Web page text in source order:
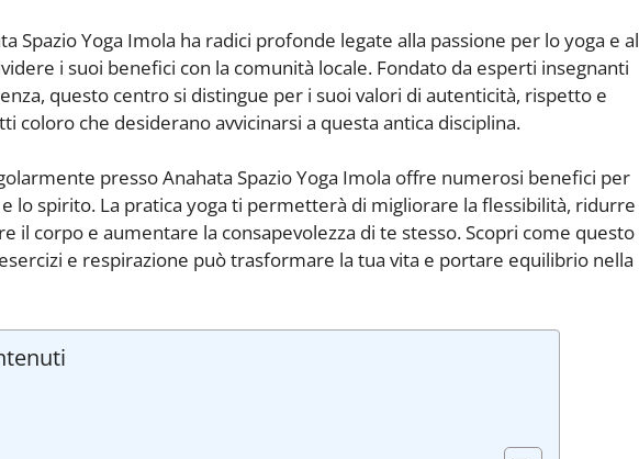
Spazio Yoga Imola ha radici profonde legate alla passione per lo yoga e al
i suoi benefici con la comunità locale. Fondato da esperti insegnanti
questo centro si distingue per i suoi valori di autenticità, rispetto e
coloro che desiderano avvicinarsi a questa antica disciplina.
presso Anahata Spazio Yoga Imola offre numerosi benefici per
lo spirito. La pratica yoga ti permetterà di migliorare la flessibilità, ridurre
il corpo e aumentare la consapevolezza di te stesso. Scopri come questo
e respirazione può trasformare la tua vita e portare equilibrio nella